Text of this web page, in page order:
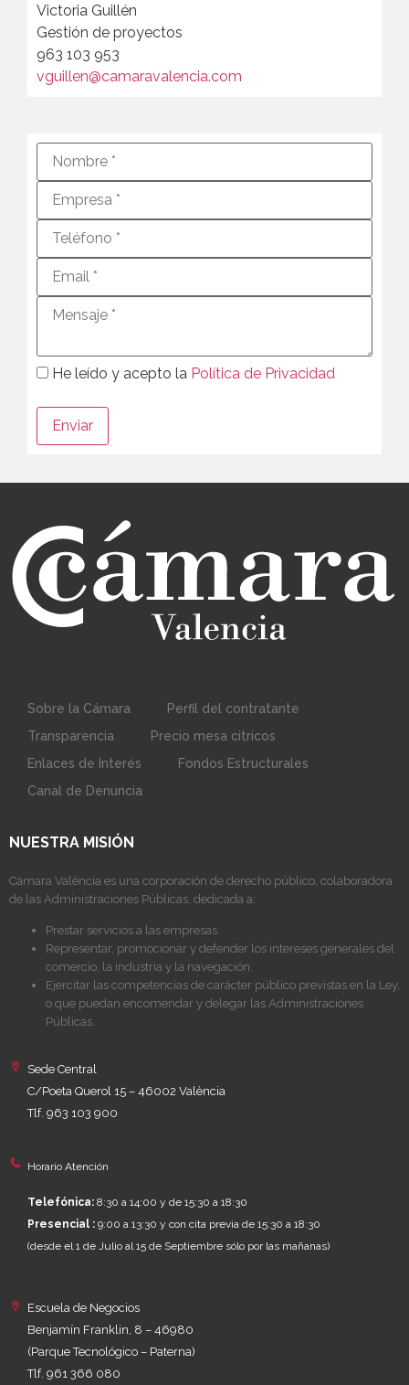
Victoria Guillén
Gestión de proyectos
963 103 953
vguillen@camaravalencia.com
He leído y acepto la Política de Privacidad
Sobre la Cámara
Perfil del contratante
Transparencia
Precio mesa citricos
Enlaces de Interés
Fondos Estructurales
Canal de Denuncia
NUESTRA MISIÓN
Cámara València es una corporación de derecho público, colaboradora
de las Administraciones Públicas, dedicada a:
Prestar servicios a las empresas.
Representar, promocionar y defender los intereses generales del
comercio, la industria y la navegación.
Ejercitar las competencias de carácter público previstas en la Ley,
o que puedan encomendar y delegar las Administraciones
Públicas.
Sede Central
C/Poeta Querol 15 – 46002 València
Tlf. 963 103 900
Horario Atención
Telefónica: 8:30 a 14:00 y de 15:30 a 18:30
Presencial : 9:00 a 13:30 y con cita previa de 15:30 a 18:30
(desde el 1 de Julio al 15 de Septiembre sólo por las mañanas)
Escuela de Negocios
Benjamín Franklin, 8 – 46980
(Parque Tecnológico – Paterna)
Tlf. 961 366 080